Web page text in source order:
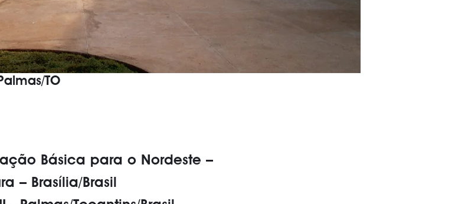
TO
Básica para o Nordeste –
– Brasília/Brasil